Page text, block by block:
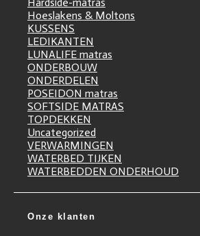
Hoeslakens & Moltons
KUSSENS
LEDIKANTEN
LUNALIFE matras
ONDERBOUW
ONDERDELEN
POSEIDON matras
SOFTSIDE MATRAS
TOPDEKKEN
Uncategorized
VERWARMINGEN
WATERBED TIJKEN
WATERBEDDEN ONDERHOUD
Onze klanten